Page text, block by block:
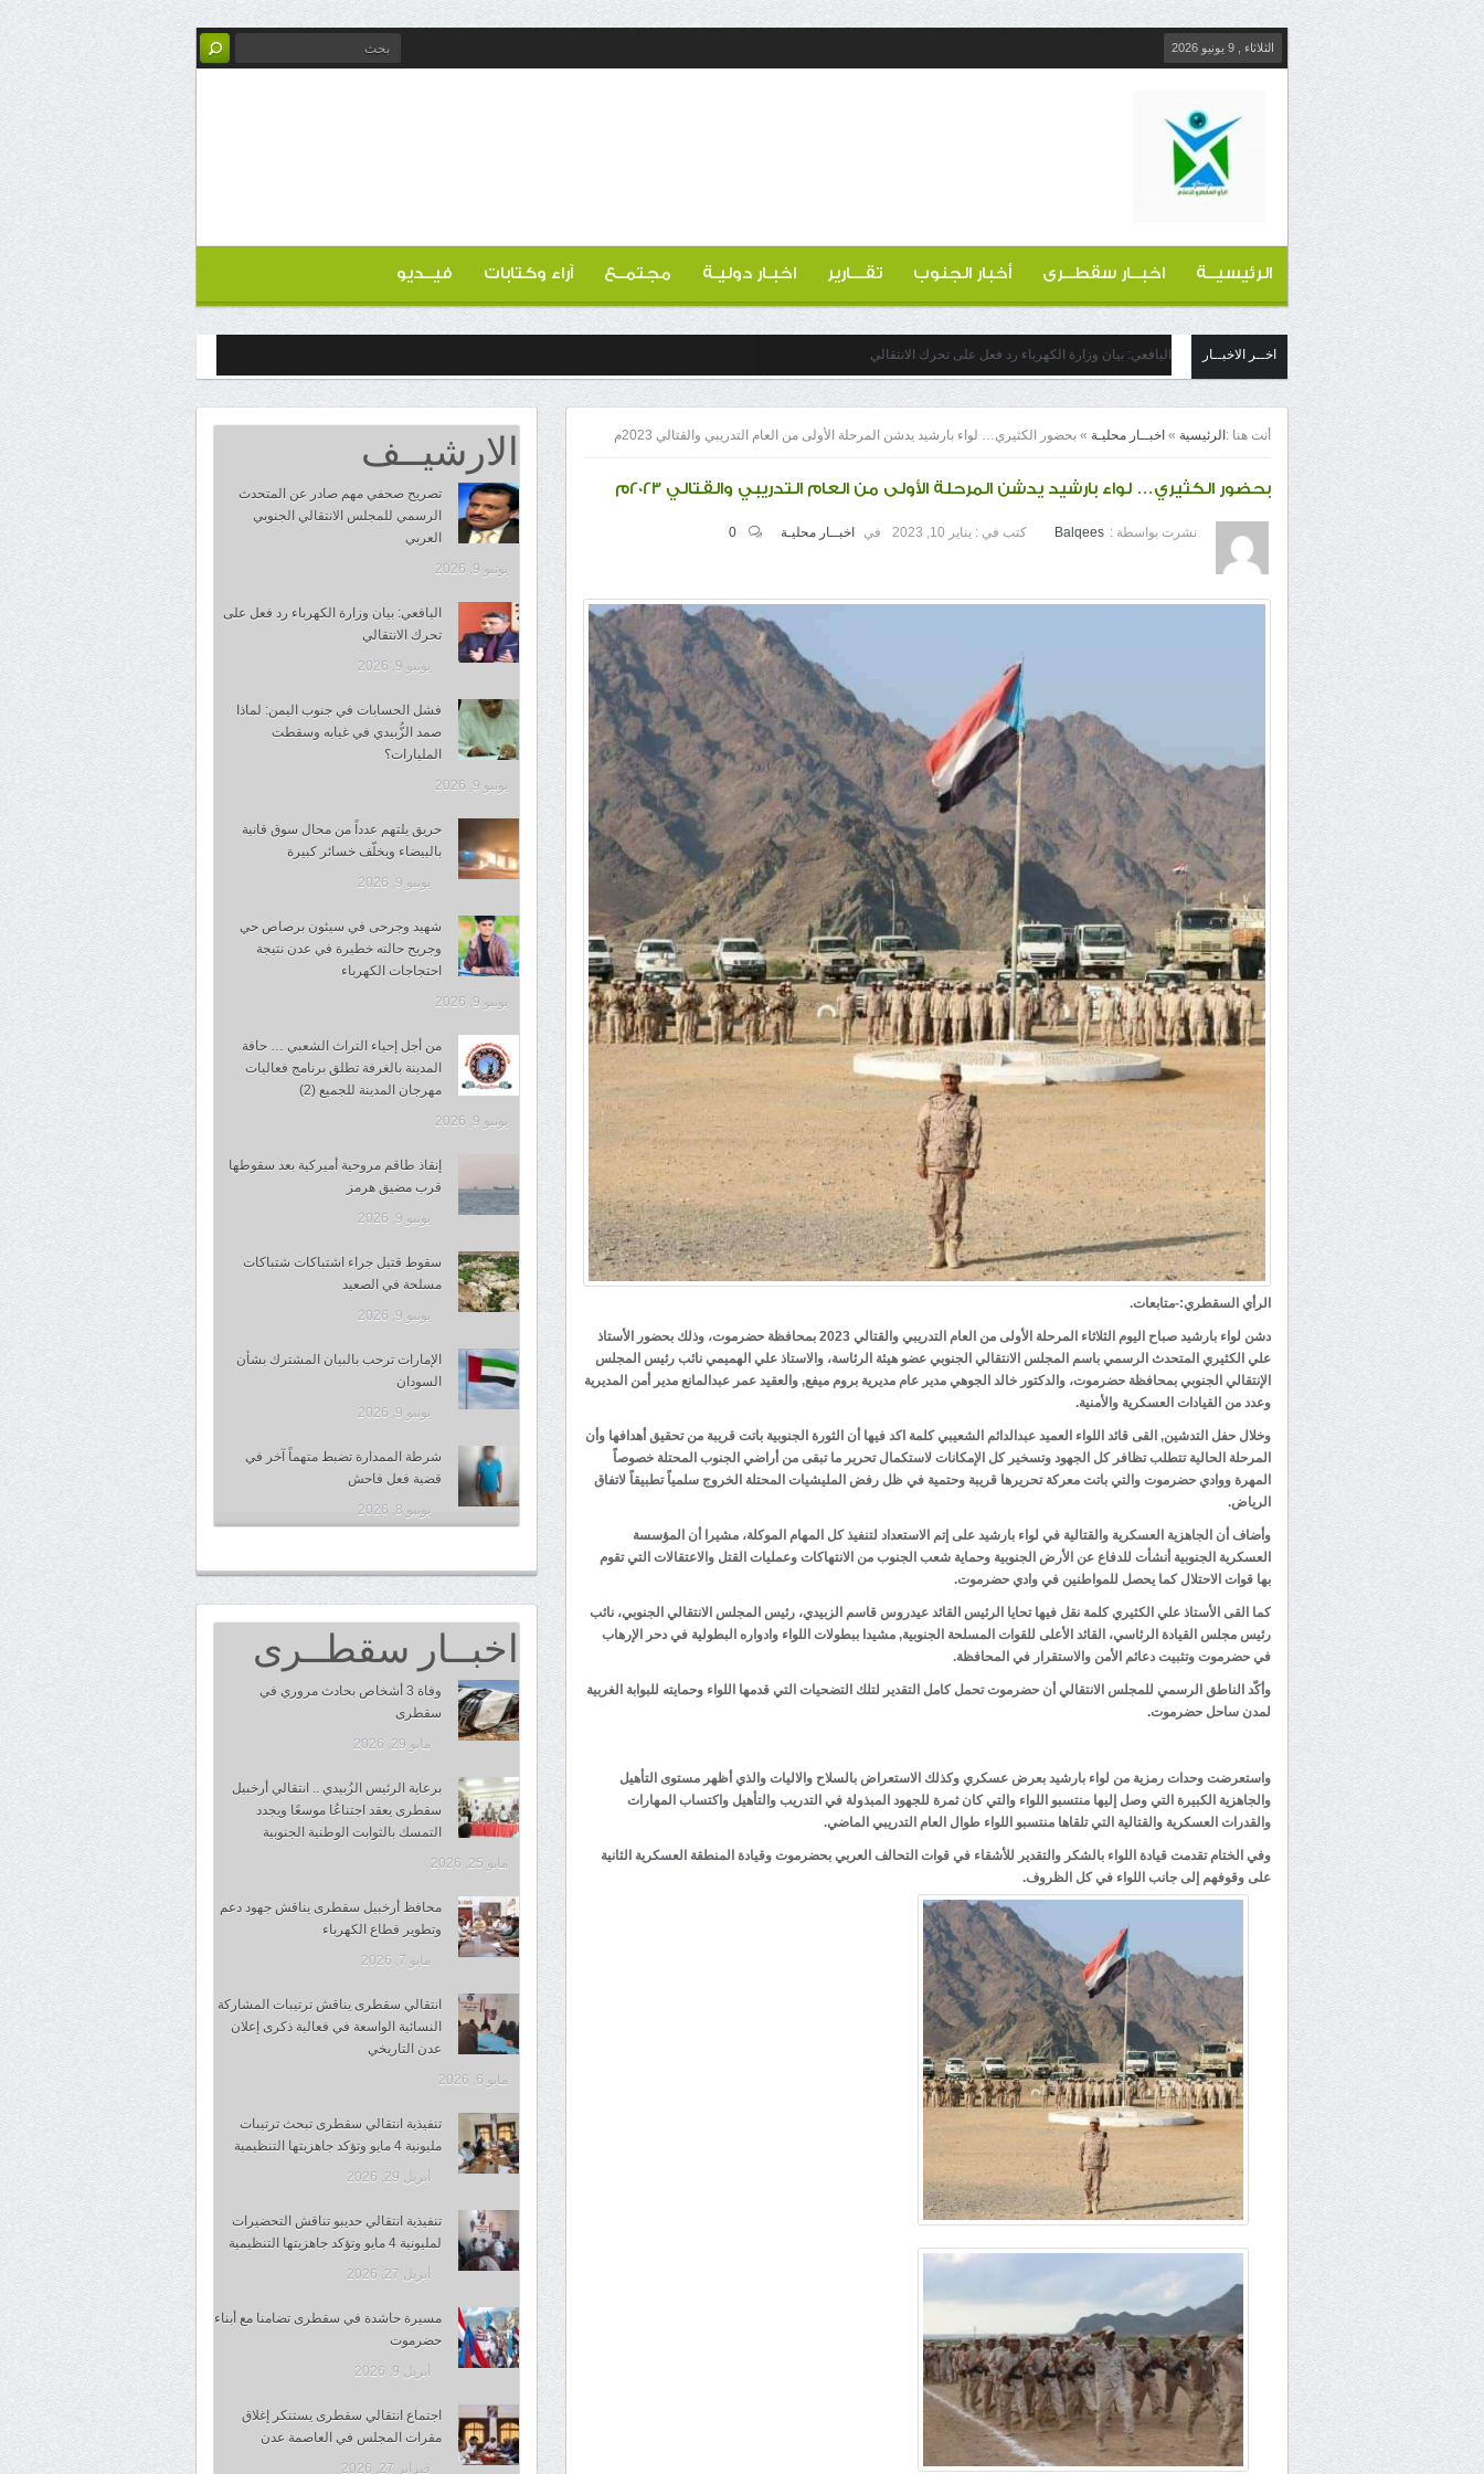
الثلاثاء , 9 يونيو 2026
الرئيسيــة اخبــار سقطــرى أخبار الجنوب تقـــارير اخبـار دوليـة مجتمــع آراء وكتابات فيــديو
اخــر الاخبــار اليافعي: بيان وزارة الكهرباء رد فعل على تحرك الانتقالي
أنت هنا : الرئيسية » اخبــار محليـة » بحضور الكثيري… لواء بارشيد يدشن المرحلة الأولى من العام التدريبي والقتالي 2023م
بحضور الكثيري… لواء بارشيد يدشن المرحلة الأولى من العام التدريبي والقتالي 2023م
نشرت بواسطة : Balqees كتب في : يناير 10, 2023 في اخبــار محليـة 0
الرأي السقطري:-متابعات.
دشن لواء بارشيد صباح اليوم الثلاثاء المرحلة الأولى من العام التدريبي والقتالي 2023 بمحافظة حضرموت، وذلك بحضور الأستاذ
علي الكثيري المتحدث الرسمي باسم المجلس الانتقالي الجنوبي عضو هيئة الرئاسة، والاستاذ علي الهميمي نائب رئيس المجلس
الإنتقالي الجنوبي بمحافظة حضرموت، والدكتور خالد الجوهي مدير عام مديرية بروم ميفع, والعقيد عمر عبدالمانع مدير أمن المديرية
وعدد من القيادات العسكرية والأمنية.
وخلال حفل التدشين, القى قائد اللواء العميد عبدالدائم الشعيبي كلمة اكد فيها أن الثورة الجنوبية باتت قريبة من تحقيق أهدافها وأن
المرحلة الحالية تتطلب تظافر كل الجهود وتسخير كل الإمكانات لاستكمال تحرير ما تبقى من أراضي الجنوب المحتلة خصوصاً
المهرة ووادي حضرموت والتي باتت معركة تحريرها قريبة وحتمية في ظل رفض المليشيات المحتلة الخروج سلمياً تطبيقاً لاتفاق
الرياض.
وأضاف أن الجاهزية العسكرية والقتالية في لواء بارشيد على إتم الاستعداد لتنفيذ كل المهام الموكلة، مشيرا أن المؤسسة
العسكرية الجنوبية أنشأت للدفاع عن الأرض الجنوبية وحماية شعب الجنوب من الانتهاكات وعمليات القتل والاعتقالات التي تقوم
بها قوات الاحتلال كما يحصل للمواطنين في وادي حضرموت.
كما القى الأستاذ علي الكثيري كلمة نقل فيها تحايا الرئيس القائد عيدروس قاسم الزبيدي، رئيس المجلس الانتقالي الجنوبي، نائب
رئيس مجلس القيادة الرئاسي، القائد الأعلى للقوات المسلحة الجنوبية, مشيدا ببطولات اللواء وادواره البطولية في دحر الإرهاب
في حضرموت وتثبيت دعائم الأمن والاستقرار في المحافظة.
وأكّد الناطق الرسمي للمجلس الانتقالي أن حضرموت تحمل كامل التقدير لتلك التضحيات التي قدمها اللواء وحمايته للبوابة الغربية
لمدن ساحل حضرموت.
واستعرضت وحدات رمزية من لواء بارشيد بعرض عسكري وكذلك الاستعراض بالسلاح والاليات والذي أظهر مستوى التأهيل
والجاهزية الكبيرة التي وصل إليها منتسبو اللواء والتي كان ثمرة للجهود المبذولة في التدريب والتأهيل واكتساب المهارات
والقدرات العسكرية والقتالية التي تلقاها منتسبو اللواء طوال العام التدريبي الماضي.
وفي الختام تقدمت قيادة اللواء بالشكر والتقدير للأشقاء في قوات التحالف العربي بحضرموت وقيادة المنطقة العسكرية الثانية
على وقوفهم إلى جانب اللواء في كل الظروف.
الارشيــف
تصريح صحفي مهم صادر عن المتحدث
الرسمي للمجلس الانتقالي الجنوبي
العربي
يونيو 9, 2026
اليافعي: بيان وزارة الكهرباء رد فعل على
تحرك الانتقالي
يونيو 9, 2026
فشل الحسابات في جنوب اليمن: لماذا
صمد الزُّبيدي في غيابه وسقطت
المليارات؟
يونيو 9, 2026
حريق يلتهم عدداً من محال سوق قانية
بالبيضاء ويخلّف خسائر كبيرة
يونيو 9, 2026
شهيد وجرحى في سيئون برصاص حي
وجريح حالته خطيرة في عدن نتيجة
احتجاجات الكهرباء
يونيو 9, 2026
من أجل إحياء التراث الشعبي … حافة
المدينة بالغرفة تطلق برنامج فعاليات
مهرجان المدينة للجميع (2)
يونيو 9, 2026
إنقاذ طاقم مروحية أميركية بعد سقوطها
قرب مضيق هرمز
يونيو 9, 2026
سقوط قتيل جراء اشتباكات شتباكات
مسلحة في الصعيد
يونيو 9, 2026
الإمارات ترحب بالبيان المشترك بشأن
السودان
يونيو 9, 2026
شرطة الممدارة تضبط متهماً آخر في
قضية فعل فاحش
يونيو 8, 2026
اخبــار سقطــرى
وفاة 3 أشخاص بحادث مروري في
سقطرى
مايو 29, 2026
برعاية الرئيس الزُبيدي .. انتقالي أرخبيل
سقطرى يعقد اجتناعُا موسعًا ويجدد
التمسك بالثوابت الوطنية الجنوبية
مايو 25, 2026
محافظ أرخبيل سقطرى يناقش جهود دعم
وتطوير قطاع الكهرباء
مايو 7, 2026
انتقالي سقطرى يناقش ترتيبات المشاركة
النسائية الواسعة في فعالية ذكرى إعلان
عدن التاريخي
مايو 6, 2026
تنفيذية انتقالي سقطرى تبحث ترتيبات
مليونية 4 مايو وتؤكد جاهزيتها التنظيمية
أبريل 29, 2026
تنفيذية انتقالي حديبو تناقش التحضيرات
لمليونية 4 مايو وتؤكد جاهزيتها التنظيمية
أبريل 27, 2026
مسيرة حاشدة في سقطرى تضامنا مع أبناء
حضرموت
أبريل 9, 2026
اجتماع انتقالي سقطرى يستنكر إغلاق
مقرات المجلس في العاصمة عدن
فبراير 27, 2026